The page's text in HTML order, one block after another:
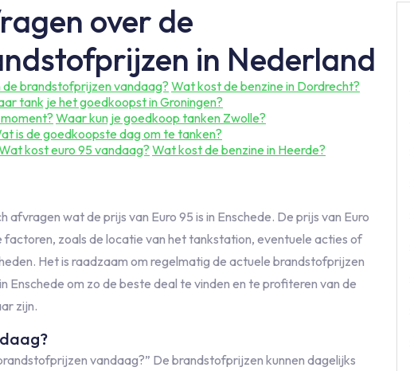
over de
in Nederland
de brandstofprijzen vandaag? Wat kost de benzine in Dordrecht?
tank je het goedkoopst in Groningen?
Waar kun je goedkoop tanken Zwolle?
is de goedkoopste dag om te tanken?
kost euro 95 vandaag? Wat kost de benzine in Heerde?
wat de prijs van Euro 95 is in Enschede. De prijs van Euro
factoren, zoals de locatie van het tankstation, eventuele acties of
Het is raadzaam om regelmatig de actuele brandstofprijzen
Enschede om zo de beste deal te vinden en te profiteren van de
zijn.
vandaag?” De brandstofprijzen kunnen dagelijks